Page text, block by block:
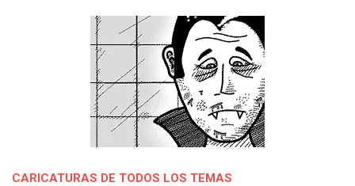
CARICATURAS DE TODOS LOS TEMAS